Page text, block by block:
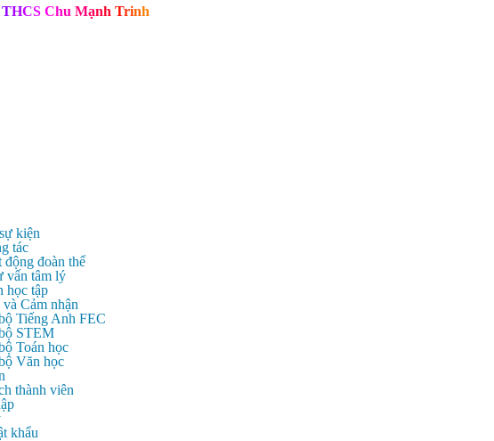
THCS Chu Mạnh Trinh
kiện
tác
động đoàn thể
vấn tâm lý
học tập
và Cảm nhận
Tiếng Anh FEC
STEM
Toán học
Văn học
thành viên
khẩu